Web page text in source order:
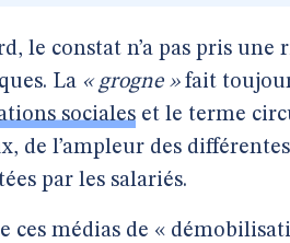
le constat n’a pas pris une
La « grogne »fait
sociales et le terme
de l’ampleur des
par les salariés.
ces médias de «